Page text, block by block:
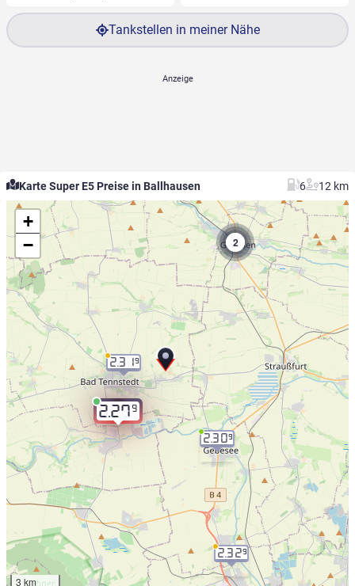
Tankstellen in meiner Nähe
Karte Super E5 Preise in Ballhausen 6 12 km
2.279
2
2.329
2.319
2.309
+
−
3 km